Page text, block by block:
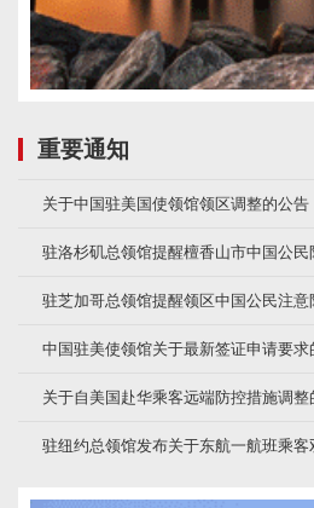
重要通知
关于中国驻美国使领馆领区调整的公告
驻洛杉矶总领馆提醒檀香山市中国公民
驻芝加哥总领馆提醒领区中国公民注意
中国驻美使领馆关于最新签证申请要求
关于自美国赴华乘客远端防控措施调整
驻纽约总领馆发布关于东航一航班乘客